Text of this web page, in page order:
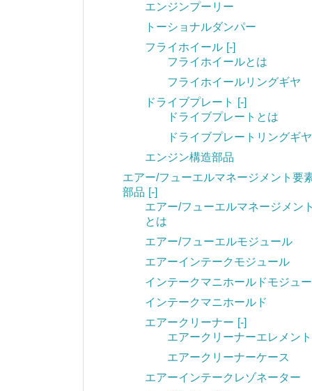
エンジンプーリー
トーショナルダンパー
フライホイール [-]
フライホイールとは
フライホイールリングギヤ
ドライブプレート
[-]
ドライブプレートとは
ドライブプレートリングギヤ
エンジン構造部品
エアー/フューエルマネージメント要
部品 [-]
エアー/フューエルマネージメント
とは
エアー/フューエルモジュール
エアーインテークモジュール
インテークマニホールドモジュ
インテークマニホールド
エアークリーナー [-]
エアークリーナーエレメント
エアークリーナーケース
エアーインテークレゾネーター